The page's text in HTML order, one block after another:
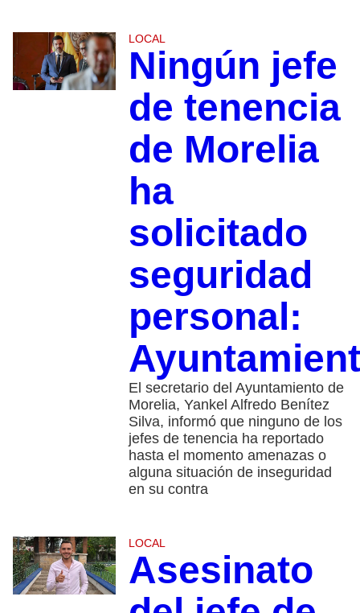
LOCAL
Ningún jefe
de tenencia
de Morelia
ha
solicitado
seguridad
personal:
El secretario del Ayuntamiento de
Morelia, Yankel Alfredo Benítez
Silva, informó que ninguno de los
jefes de tenencia ha reportado
hasta el momento amenazas o
alguna situación de inseguridad
en su contra
LOCAL
Asesinato